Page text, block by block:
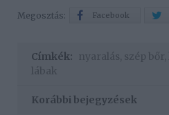
Megosztás: Facebook
Címkék: nyaralás szép bőr
lábak
Korábbi bejegyzések